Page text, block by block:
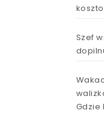
Szef
Gdzie